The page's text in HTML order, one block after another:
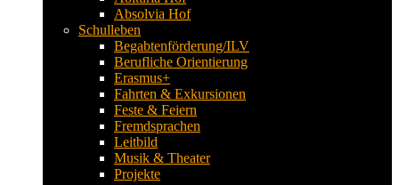
Absolvia Hof
Schulleben
Begabtenförderung/ILV
Berufliche Orientierung
Erasmus+
Fahrten & Exkursionen
Feste & Feiern
Fremdsprachen
Leitbild
Musik & Theater
Projekte